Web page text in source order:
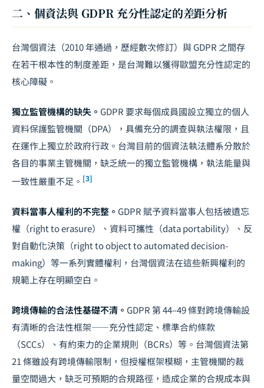
二、個資法與 GDPR 充分性認定的差距分析
台灣個資法（2010 年通過，歷經數次修訂）與 GDPR 之間存
在若干根本性的制度差距，是台灣難以獲得歐盟充分性認定的
核心障礙。
獨立監管機構的缺失。 GDPR 要求每個成員國設立獨立的個人
資料保護監管機關（DPA），具備充分的調查與執法權限，且
在運作上獨立於政府行政。台灣目前的個資法執法體系分散於
各目的事業主管機關，缺乏統一的獨立監管機構，執法能量與
一致性嚴重不足。 [3]
資料當事人權利的不完整。 GDPR 賦予資料當事人包括被遺忘
權（right to erasure）、資料可攜性（data portability）、反
對自動化決策（right to object to automated decision-
making）等一系列實體權利，台灣個資法在這些新興權利的
規範上存在明顯空白。
跨境傳輸的合法性基礎不清。 GDPR 第 44–49 條對跨境傳輸設
有清晰的合法性框架——充分性認定、標準合約條款
（SCCs）、有約束力的企業規則（BCRs）等。台灣個資法第
21 條雖設有跨境傳輸限制，但授權框架模糊，主管機關的裁
量空間過大，缺乏可預期的合規路徑，造成企業的合規成本與